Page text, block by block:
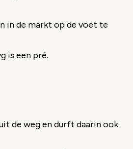
in de markt op de voet te
is een pré.
de weg en durft daarin ook